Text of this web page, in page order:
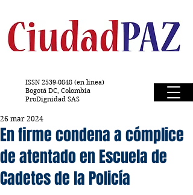
ISSN 2539-0848 (en línea)
Bogotá DC, Colombia
ProDignidad SAS
En firme condena a cómplice
de atentado en Escuela de
Cadetes de la Policía
26 mar 2024